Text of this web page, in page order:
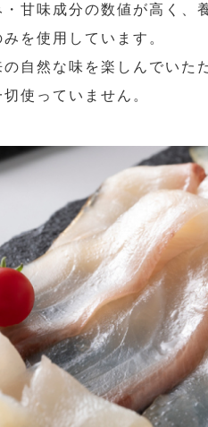
・甘味成分の数値が高く、
を使用しています。
の自然な味を楽しんでいた
使っていません。